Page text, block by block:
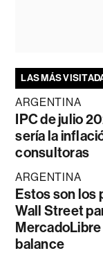
LAS MÁS
ARGENTINA
IPC de julio
sería la
consultoras
ARGENTINA
Estos son los
Wall Street
MercadoLibre
balance